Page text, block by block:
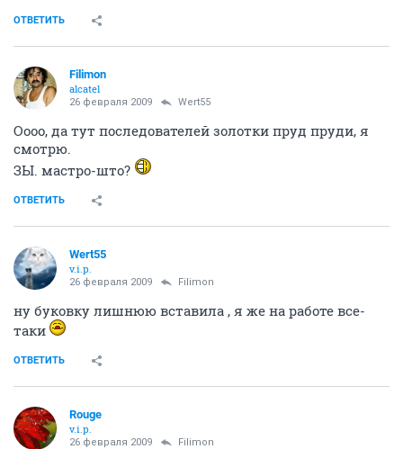
ОТВЕТИТЬ
Filimon
alcatel
26 февраля 2009 Wert55
Оооо, да тут последователей золотки пруд пруди, я
смотрю.
ЗЫ. мастро-што?
ОТВЕТИТЬ
Wert55
v.i.p.
26 февраля 2009 Filimon
ну буковку лишнюю вставила , я же на работе все-
таки
ОТВЕТИТЬ
Rouge
v.i.p.
26 февраля 2009 Filimon